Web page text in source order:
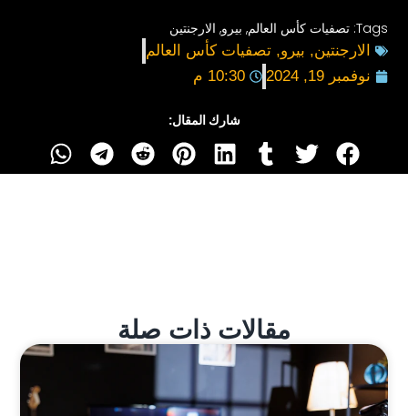
Tags: تصفيات كأس العالم, بيرو, الارجنتين
الارجنتين, بيرو,تصفيات كأس العالم
نوفمبر 19, 2024
10:30 م
شارك المقال:
مقالات ذات صلة